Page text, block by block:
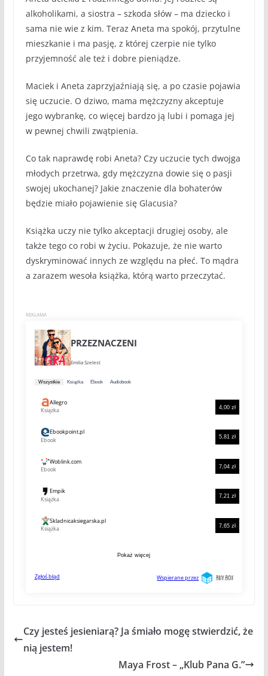
alkoholikami, a siostra – szkoda słów – ma dziecko i
sama nie wie z kim. Teraz Aneta ma spokój, przytulne
mieszkanie i ma pasję, z której czerpie nie tylko
przyjemność ale też i dobre pieniądze.
Maciek i Aneta zaprzyjaźniają się, a po czasie pojawia
się uczucie. O dziwo, mama mężczyzny akceptuje
jego wybrankę, co więcej bardzo ją lubi i pomaga jej
w pewnej chwili zwątpienia.
Co tak naprawdę robi Aneta? Czy uczucie tych dwojga
młodych przetrwa, gdy mężczyzna dowie się o pasji
swojej ukochanej? Jakie znaczenie dla bohaterów
będzie miało pojawienie się Glacusia?
Książka uczy nie tylko akceptacji drugiej osoby, ale
także tego co robi w życiu. Pokazuje, że nie warto
dyskryminować innych ze względu na płeć. To mądra
a zarazem wesoła książka, którą warto przeczytać.
Czy jesteś jesieniarą? Ja śmiało mogę stwierdzić, że
nią jestem!
Maya Frost – „Klub Pana G.”